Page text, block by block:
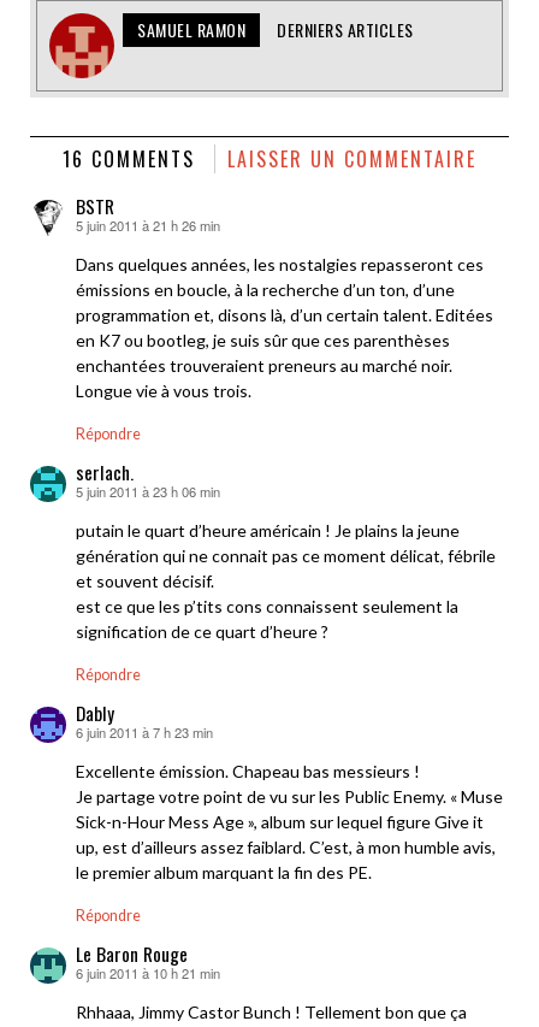
SAMUEL RAMON DERNIERS ARTICLES
16 COMMENTS LAISSER UN COMMENTAIRE
BSTR
dit :
5 juin 2011 à 21 h 26 min
Dans quelques années, les nostalgies repasseront ces
émissions en boucle, à la recherche d’un ton, d’une
programmation et, disons là, d’un certain talent. Editées
en K7 ou bootleg, je suis sûr que ces parenthèses
enchantées trouveraient preneurs au marché noir.
Longue vie à vous trois.
Répondre
serlach.
dit :
5 juin 2011 à 23 h 06 min
putain le quart d’heure américain ! Je plains la jeune
génération qui ne connait pas ce moment délicat, fébrile
et souvent décisif.
est ce que les p’tits cons connaissent seulement la
signification de ce quart d’heure ?
Répondre
Dably
dit :
6 juin 2011 à 7 h 23 min
Excellente émission. Chapeau bas messieurs !
Je partage votre point de vu sur les Public Enemy. « Muse
Sick-n-Hour Mess Age », album sur lequel figure Give it
up, est d’ailleurs assez faiblard. C’est, à mon humble avis,
le premier album marquant la fin des PE.
Répondre
Le Baron Rouge
dit :
6 juin 2011 à 10 h 21 min
Rhhaaa, Jimmy Castor Bunch ! Tellement bon que ça